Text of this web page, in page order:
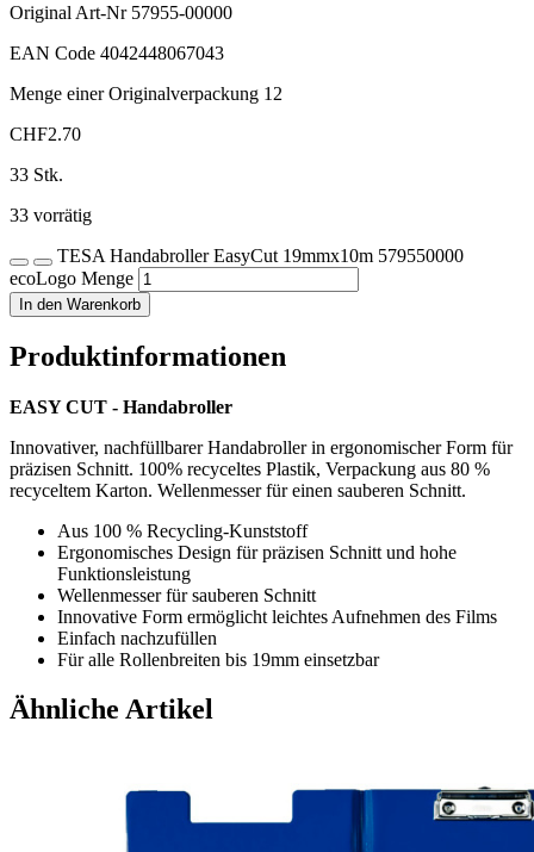
Original Art-Nr 57955-00000
EAN Code 4042448067043
Menge einer Originalverpackung 12
CHF2.70
33 Stk.
33 vorrätig
TESA Handabroller EasyCut 19mmx10m 579550000
ecoLogo Menge
In den Warenkorb
Produktinformationen
EASY CUT - Handabroller
Innovativer, nachfüllbarer Handabroller in ergonomischer Form für
präzisen Schnitt. 100% recyceltes Plastik, Verpackung aus 80 %
recyceltem Karton. Wellenmesser für einen sauberen Schnitt.
Aus 100 % Recycling-Kunststoff
Ergonomisches Design für präzisen Schnitt und hohe
Funktionsleistung
Wellenmesser für sauberen Schnitt
Innovative Form ermöglicht leichtes Aufnehmen des Films
Einfach nachzufüllen
Für alle Rollenbreiten bis 19mm einsetzbar
Ähnliche Artikel